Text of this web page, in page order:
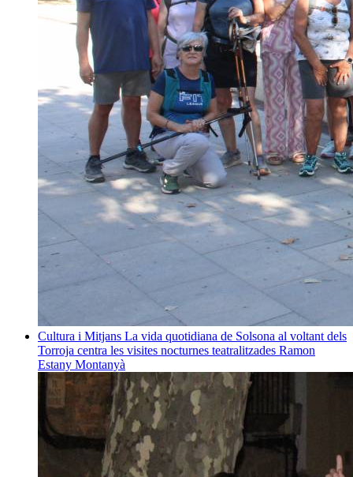
Cultura i Mitjans La vida quotidiana de Solsona al voltant dels
Torroja centra les visites nocturnes teatralitzades Ramon
Estany Montanyà